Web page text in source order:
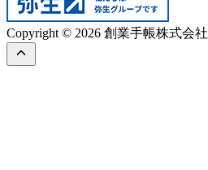
Copyright © 2026 創業手帳株式会社